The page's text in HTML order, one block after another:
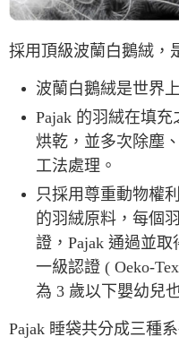
採用頂級波蘭白鵝絨，
波蘭白鵝絨是世界
Pajak 的羽絨在填
烘乾，並多次除塵
工法處理。
只採用尊重動物權
的羽絨原料，每個
證，Pajak 通過並
一級認證 ( Oeko-
為 3 歲以下嬰幼兒
Pajak 睡袋共分成三種